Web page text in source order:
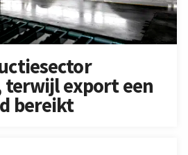
terwijl export een
bereikt